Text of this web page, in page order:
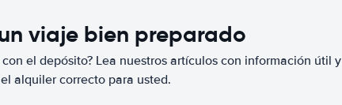
viaje bien preparado
el depósito? Lea nuestros artículos con información útil y
alquiler correcto para usted.